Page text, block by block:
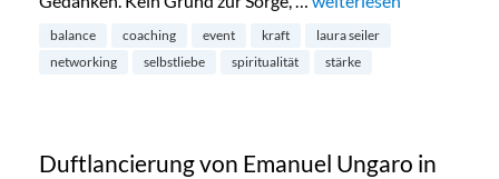
balance coaching event kraft
laura seiler
networking
selbstliebe spiritualität stärke
Duftlancierung von Emanuel Ungaro in